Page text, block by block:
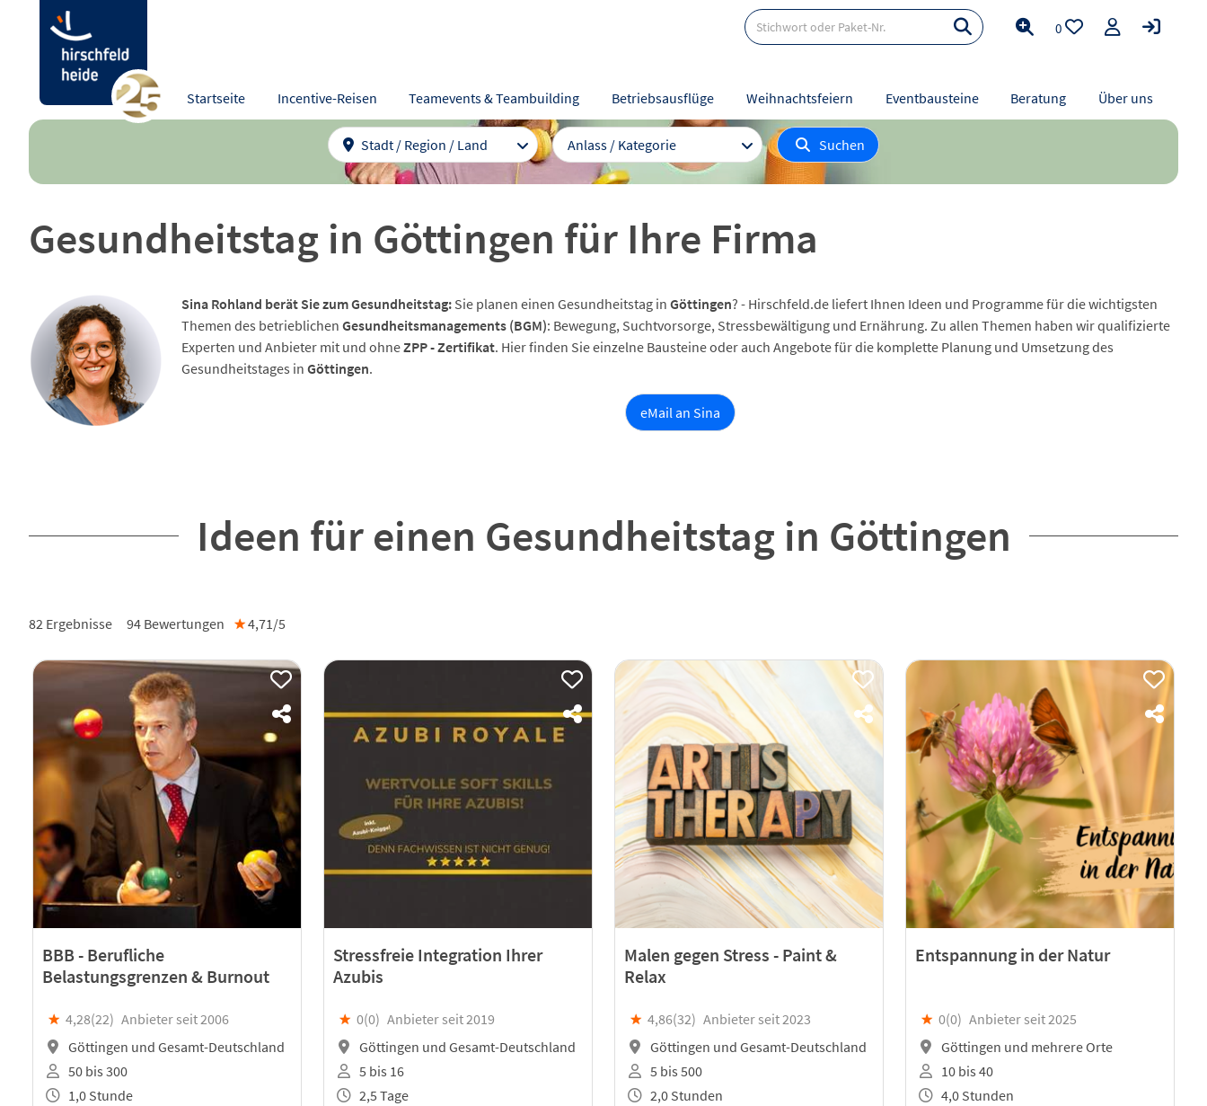
Startseite Incentive-Reisen Teamevents & Teambuilding Betriebsausflüge Weihnachtsfeiern Eventbausteine Beratung Über uns
0
Stadt / Region / Land Anlass / Kategorie Suchen
Gesundheitstag in Göttingen für Ihre Firma
Sina Rohland berät Sie zum Gesundheitstag: Sie planen einen Gesundheitstag in Göttingen? - Hirschfeld.de liefert Ihnen Ideen und Programme für die wichtigsten
Themen des betrieblichen Gesundheitsmanagements (BGM): Bewegung, Suchtvorsorge, Stressbewältigung und Ernährung. Zu allen Themen haben wir qualifizierte
Experten und Anbieter mit und ohneZPP - Zertifikat. Hier finden Sie einzelne Bausteine oder auch Angebote für die komplette Planung und Umsetzung des
Gesundheitstages in Göttingen.
eMail an Sina
Ideen für einen Gesundheitstag in Göttingen
82 Ergebnisse 94 Bewertungen ★4,71/5
BBB - Berufliche
Belastungsgrenzen & Burnout
★ 4,28(22) Anbieter seit 2006
Göttingen und Gesamt-Deutschland
50 bis 300
1,0 Stunde
Stressfreie Integration Ihrer
Azubis
★ 0(0) Anbieter seit 2019
Göttingen und Gesamt-Deutschland
5 bis 16
2,5 Tage
Malen gegen Stress - Paint &
Relax
★ 4,86(32) Anbieter seit 2023
Göttingen und Gesamt-Deutschland
5 bis 500
2,0 Stunden
Entspannung in der Natur
★ 0(0) Anbieter seit 2025
Göttingen und mehrere Orte
10 bis 40
4,0 Stunden